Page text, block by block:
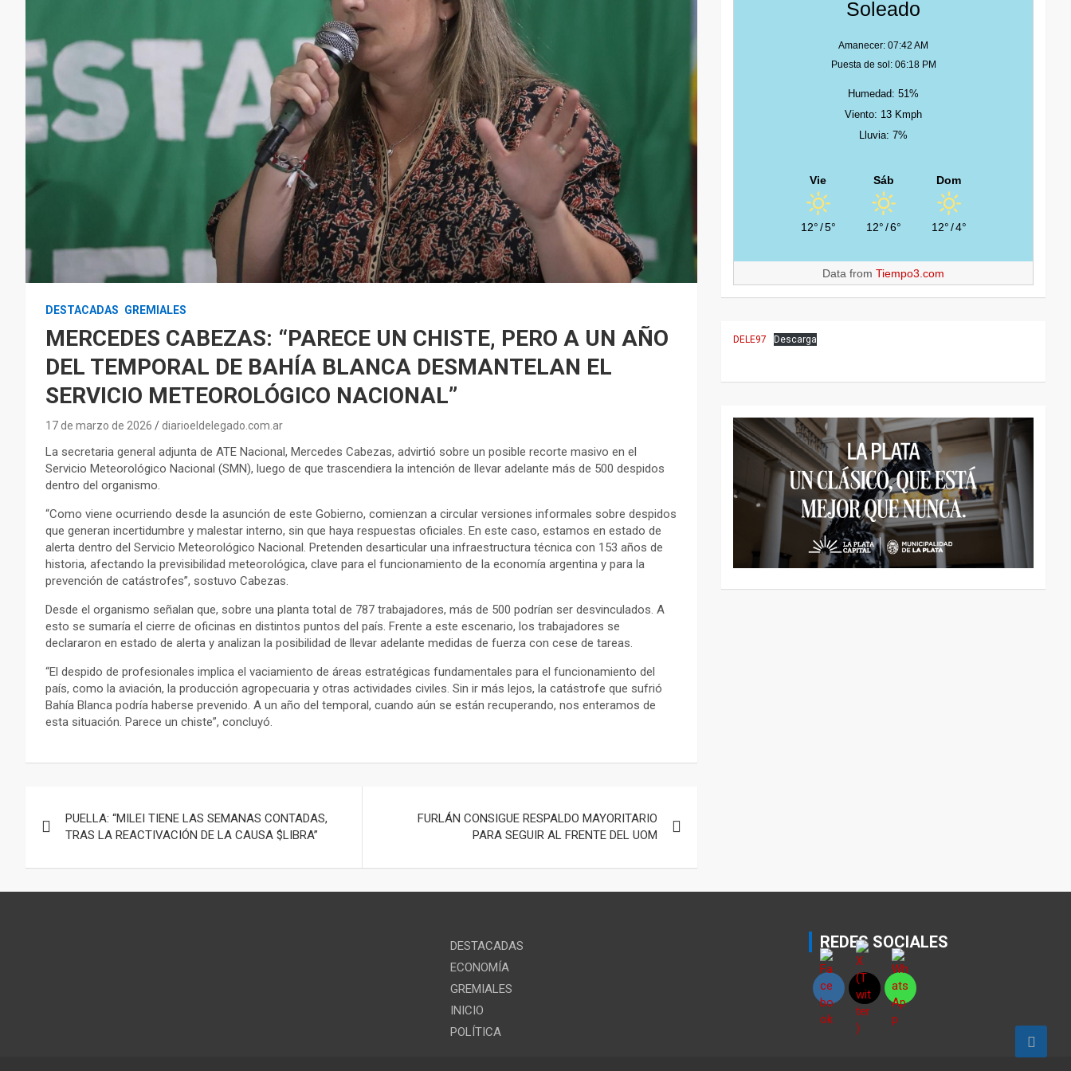
DESTACADAS GREMIALES
MERCEDES CABEZAS: “PARECE UN CHISTE, PERO A UN AÑO
DEL TEMPORAL DE BAHÍA BLANCA DESMANTELAN EL
SERVICIO METEOROLÓGICO NACIONAL”
17 de marzo de 2026 diarioeldelegado.com.ar
La secretaria general adjunta de ATE Nacional, Mercedes Cabezas, advirtió sobre un posible recorte masivo en el
Servicio Meteorológico Nacional (SMN), luego de que trascendiera la intención de llevar adelante más de 500 despidos
dentro del organismo.
“Como viene ocurriendo desde la asunción de este Gobierno, comienzan a circular versiones informales sobre despidos
que generan incertidumbre y malestar interno, sin que haya respuestas oficiales. En este caso, estamos en estado de
alerta dentro del Servicio Meteorológico Nacional. Pretenden desarticular una infraestructura técnica con 153 años de
historia, afectando la previsibilidad meteorológica, clave para el funcionamiento de la economía argentina y para la
prevención de catástrofes”, sostuvo Cabezas.
Desde el organismo señalan que, sobre una planta total de 787 trabajadores, más de 500 podrían ser desvinculados. A
esto se sumaría el cierre de oficinas en distintos puntos del país. Frente a este escenario, los trabajadores se
declararon en estado de alerta y analizan la posibilidad de llevar adelante medidas de fuerza con cese de tareas.
“El despido de profesionales implica el vaciamiento de áreas estratégicas fundamentales para el funcionamiento del
país, como la aviación, la producción agropecuaria y otras actividades civiles. Sin ir más lejos, la catástrofe que sufrió
Bahía Blanca podría haberse prevenido. A un año del temporal, cuando aún se están recuperando, nos enteramos de
esta situación. Parece un chiste”, concluyó.
de
entradas
PUELLA: “MILEI TIENE LAS SEMANAS CONTADAS,
TRAS LA REACTIVACIÓN DE LA CAUSA $LIBRA”
FURLÁN CONSIGUE RESPALDO MAYORITARIO
PARA SEGUIR AL FRENTE DEL UOM
Soleado
Amanecer: 07:42 AM
Puesta de sol: 06:18 PM
Humedad: 51%
Viento: 13 Kmph
Lluvia: 7%
Vie
12°/5°
Sáb
12°/6°
Dom
12°/4°
Data fromTiempo3.com
DELE97 Descarga
DESTACADAS
ECONOMÍA
GREMIALES
INICIO
POLÍTICA
REDES SOCIALES